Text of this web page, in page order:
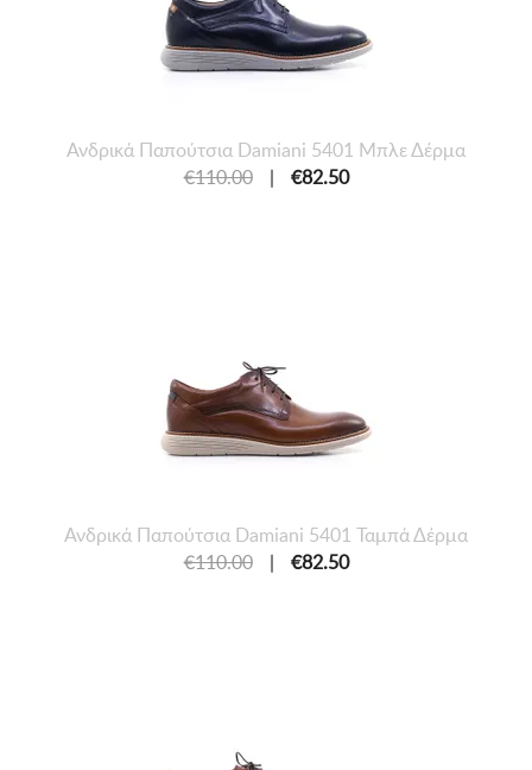
Ανδρικά Παπούτσια Damiani 5401 Μπλε Δέρμα
€110.00
| €82.50
Ανδρικά Παπούτσια Damiani 5401 Ταμπά Δέρμα
€110.00
| €82.50